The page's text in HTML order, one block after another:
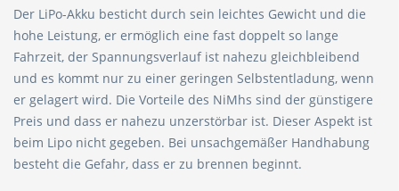
Der LiPo-Akku besticht durch sein leichtes Gewicht und die
hohe Leistung, er ermöglich eine fast doppelt so lange
Fahrzeit, der Spannungsverlauf ist nahezu gleichbleibend
und es kommt nur zu einer geringen Selbstentladung, wenn
er gelagert wird. Die Vorteile des NiMhs sind der günstigere
Preis und dass er nahezu unzerstörbar ist. Dieser Aspekt ist
beim Lipo nicht gegeben. Bei unsachgemäßer Handhabung
besteht die Gefahr, dass er zu brennen beginnt.